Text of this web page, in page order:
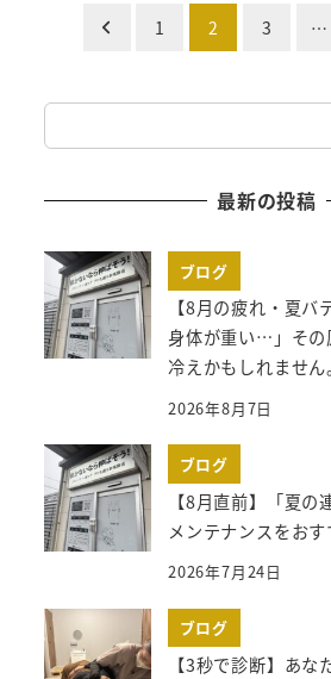
ジ
送
り
1 2 3 …
索
最新の投稿
ブログ
【8月の疲れ・夏バ
身体が重い…」その
冷えかもしれません
2026年8月7日
ブログ
【8月直前】「夏の
メンテナンスをお
2026年7月24日
ブログ
【3秒で診断】あな